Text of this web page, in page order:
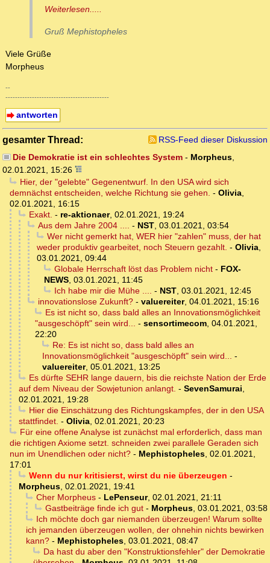
Weiterlesen.....
Gruß Mephistopheles
Viele Grüße
Morpheus
--
-------------------------------------------
antworten
gesamter Thread:
RSS-Feed dieser Diskussion
Die Demokratie ist ein schlechtes System- Morpheus,
02.01.2021, 15:26
Hier, der "gelebte" Gegenentwurf. In den USA wird sich
demnächst entscheiden, welche Richtung sie gehen. - Olivia,
02.01.2021, 16:15
Exakt. - re-aktionaer, 02.01.2021, 19:24
Aus dem Jahre 2004 .... - NST, 03.01.2021, 03:54
Wer nicht gemerkt hat, WER hier "zahlen" muss, der hat
weder produktiv gearbeitet, noch Steuern gezahlt. - Olivia,
03.01.2021, 09:44
Globale Herrschaft löst das Problem nicht- FOX-
NEWS, 03.01.2021, 11:45
Ich habe mir die Mühe .... - NST, 03.01.2021, 12:45
innovationslose Zukunft?- valuereiter, 04.01.2021, 15:16
Es ist nicht so, dass bald alles an Innovationsmöglichkeit
"ausgeschöpft" sein wird... - sensortimecom, 04.01.2021,
22:20
Re: Es ist nicht so, dass bald alles an
Innovationsmöglichkeit "ausgeschöpft" sein wird... -
valuereiter, 05.01.2021, 13:25
Es dürfte SEHR lange dauern, bis die reichste Nation der Erde
auf dem Niveau der Sowjetunion anlangt. - SevenSamurai,
02.01.2021, 19:28
Hier die Einschätzung des Richtungskampfes, der in den USA
stattfindet. - Olivia, 02.01.2021, 20:23
Für eine offene Analyse ist zunächst mal erforderlich, dass man
die richtigen Axiome setzt. schneiden zwei parallele Geraden sich
nun im Unendlichen oder nicht? - Mephistopheles, 02.01.2021,
17:01
Wenn du nur kritisierst, wirst du nie überzeugen -
Morpheus, 02.01.2021, 19:41
Cher Morpheus- LePenseur, 02.01.2021, 21:11
Gastbeiträge finde ich gut- Morpheus, 03.01.2021, 03:58
Ich möchte doch gar niemanden überzeugen! Warum sollte
ich jemanden überzeugen wollen, der ohnehin nichts bewirken
kann? - Mephistopheles, 03.01.2021, 08:47
Da hast du aber den "Konstruktionsfehler" der Demokratie